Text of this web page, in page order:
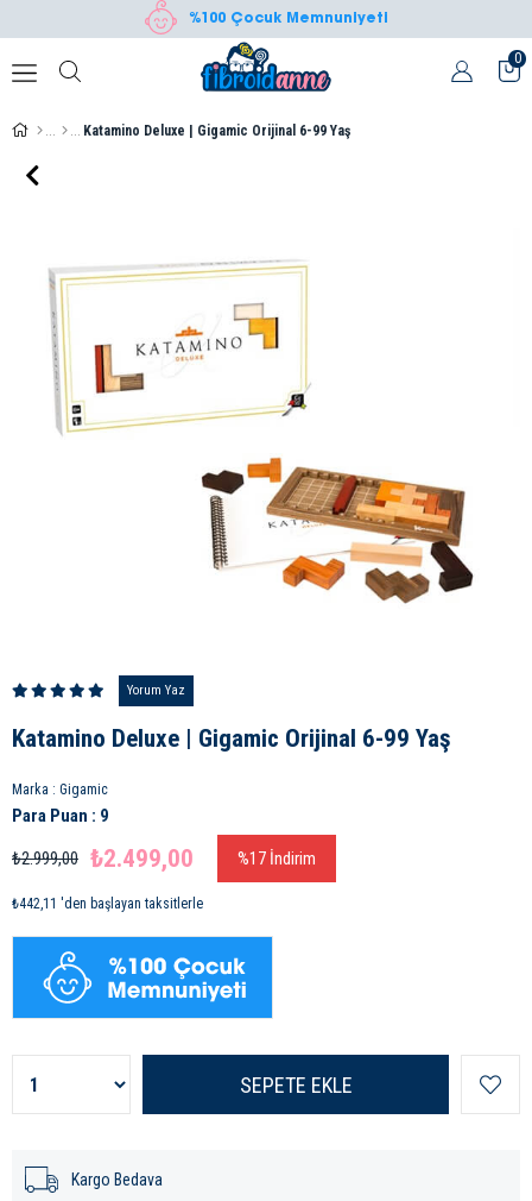
%100 Çocuk Memnuniyeti
0
Katamino Deluxe | Gigamic Orijinal 6-99 Yaş
Yorum Yaz
Katamino Deluxe | Gigamic Orijinal 6-99 Yaş
Marka : Gigamic
Para Puan : 9
₺2.999,00 ₺2.499,00 %17 İndirim
₺442,11 'den başlayan taksitlerle
Kargo Bedava